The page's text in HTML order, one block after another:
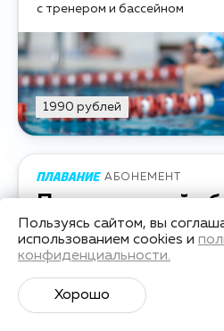
с тренером и бассейном
1990 рублей
АБОНЕМЕНТ
Плавательный
Регулярные тренировки в
удовольствия и как стиль
Пользуясь сайтом, вы
использованием cookies и
конфиденциальности.
Хорошо